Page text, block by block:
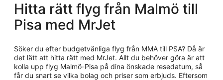
Hitta rätt flyg från Malmö till
Pisa med MrJet
Söker du efter budgetvänliga flyg från MMA till PSA? Då är
det lätt att hitta rätt med MrJet. Allt du behöver göra är att
kolla upp flyg Malmö-Pisa på dina önskade resedatum, så
får du snart se vilka bolag och priser som erbjuds. Eftersom